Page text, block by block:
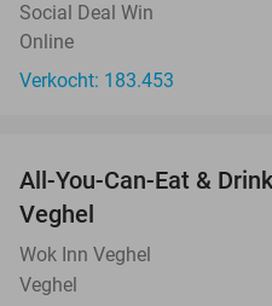
Social Deal Win
Online
Verkocht: 183.453
All-You-Can-Eat &
Veghel
Wok Inn Veghel
Veghel